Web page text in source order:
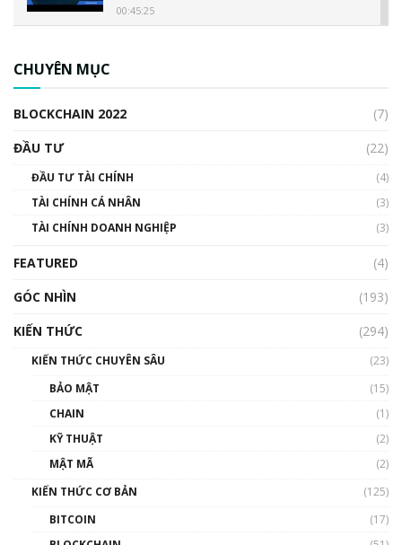
00:45:25
00:02:14
Nhìn lại năm 2022: Những sự kiện ảnh hưởng
đến hệ sinh thái tiền mã hoá | Phổ cập
00:43:47
CHUYÊN MỤC
BLOCKCHAIN 2022
(7)
ĐẦU TƯ
(22)
ĐẦU TƯ TÀI CHÍNH
(4)
TÀI CHÍNH CÁ NHÂN
(3)
TÀI CHÍNH DOANH NGHIỆP
(3)
FEATURED
(4)
GÓC NHÌN
(193)
KIẾN THỨC
(294)
KIẾN THỨC CHUYÊN SÂU
(23)
BẢO MẬT
(15)
CHAIN
(1)
KỸ THUẬT
(2)
MẬT MÃ
(2)
KIẾN THỨC CƠ BẢN
(125)
BITCOIN
(17)